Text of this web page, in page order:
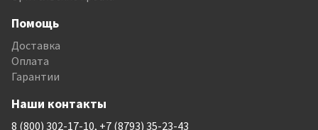
Помощь
Доставка
Оплата
Гарантии
Наши контакты
8 (800) 302-17-10, +7 (8793) 35-23-43